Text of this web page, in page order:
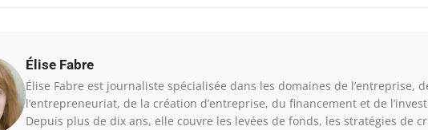
Élise Fabre
Élise Fabre est journaliste spécialisée dans les domaines de l’entreprise,
l’entrepreneuriat, de la création d’entreprise, du financement et de
Depuis plus de dix ans, elle couvre les levées de fonds, les stratégies de